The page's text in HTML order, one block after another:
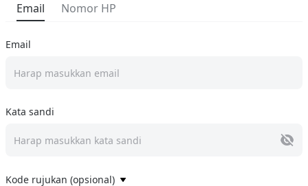
Email Nomor HP
Email
Harap masukkan email
Kata sandi
Harap masukkan kata sandi
Kode rujukan (opsional)